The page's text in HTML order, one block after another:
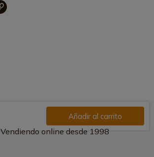
Añadir al carrito
Vendiendo online desde 1998